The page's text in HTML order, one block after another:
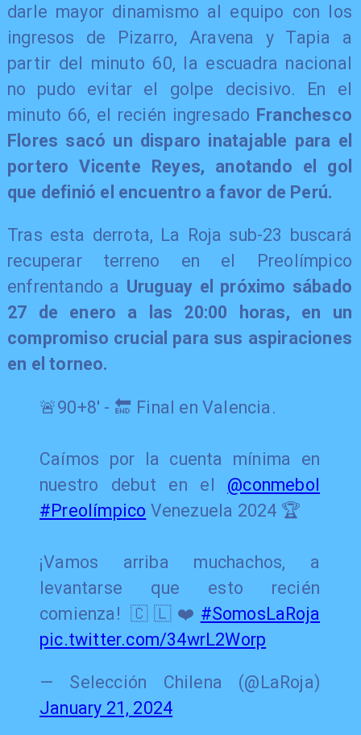
darle mayor dinamismo al equipo con los
ingresos de Pizarro, Aravena y Tapia a
partir del minuto 60, la escuadra nacional
no pudo evitar el golpe decisivo. En el
minuto 66, el recién ingresado Franchesco
Flores sacó un disparo inatajable para el
portero Vicente Reyes, anotando el gol
que definió el encuentro a favor de Perú.
Tras esta derrota, La Roja sub-23 buscará
recuperar terreno en el Preolímpico
enfrentando a Uruguay el próximo sábado
27 de enero a las 20:00 horas, en un
compromiso crucial para sus aspiraciones
en el torneo.
🚨90+8' - 🔚 Final en Valencia.
Caímos por la cuenta mínima en
nuestro debut en el @conmebol
#Preolímpico Venezuela 2024 🏆
¡Vamos arriba muchachos, a
levantarse que esto recién
comienza! 🇨🇱❤️ #SomosLaRoja
pic.twitter.com/34wrL2Worp
— Selección Chilena (@LaRoja)
January 21, 2024